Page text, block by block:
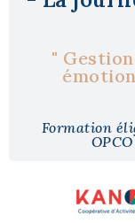
"
Formation